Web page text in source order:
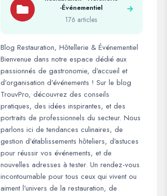
-Événementiel
176 articles
Blog Restauration, Hôtellerie & Événementiel
Bienvenue dans notre espace dédié aux
passionnés de gastronomie, d’accueil et
d’organisation d’événements ! Sur le blog
TrouvPro, découvrez des conseils
pratiques, des idées inspirantes, et des
portraits de professionnels du secteur. Nous
parlons ici de tendances culinaires, de
gestion d’établissements hôteliers, d’astuces
pour réussir vos événements, et de
nouvelles adresses à tester. Un rendez-vous
incontournable pour tous ceux qui vivent ou
aiment l’univers de la restauration, de